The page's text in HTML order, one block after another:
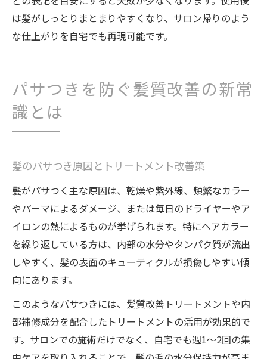
は髪がしっとりまとまりやすくなり、サロン帰りのよう
な仕上がりを自宅でも再現可能です。
パサつきを防ぐ髪質改善の新常
識とは
髪のパサつき原因とトリートメント改善策
髪がパサつく主な原因は、乾燥や紫外線、頻繁なカラー
やパーマによるダメージ、または毎日のドライヤーやア
イロンの熱によるものが挙げられます。特にヘアカラー
を繰り返している方は、内部の水分やタンパク質が流出
しやすく、髪の表面のキューティクルが損傷しやすい傾
向にあります。
このようなパサつきには、髪質改善トリートメントや内
部補修成分を配合したトリートメントの活用が効果的で
す。サロンでの施術だけでなく、自宅でも週1～2回の集